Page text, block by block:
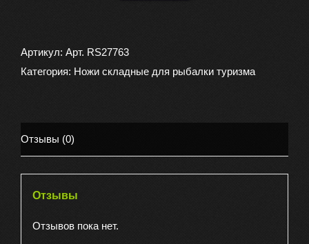
для
охоты
Артикул: Арт. RS27763
Категория: Ножи складные для рыбалки туризма
Отзывы (0)
Отзывы
Отзывов пока нет.